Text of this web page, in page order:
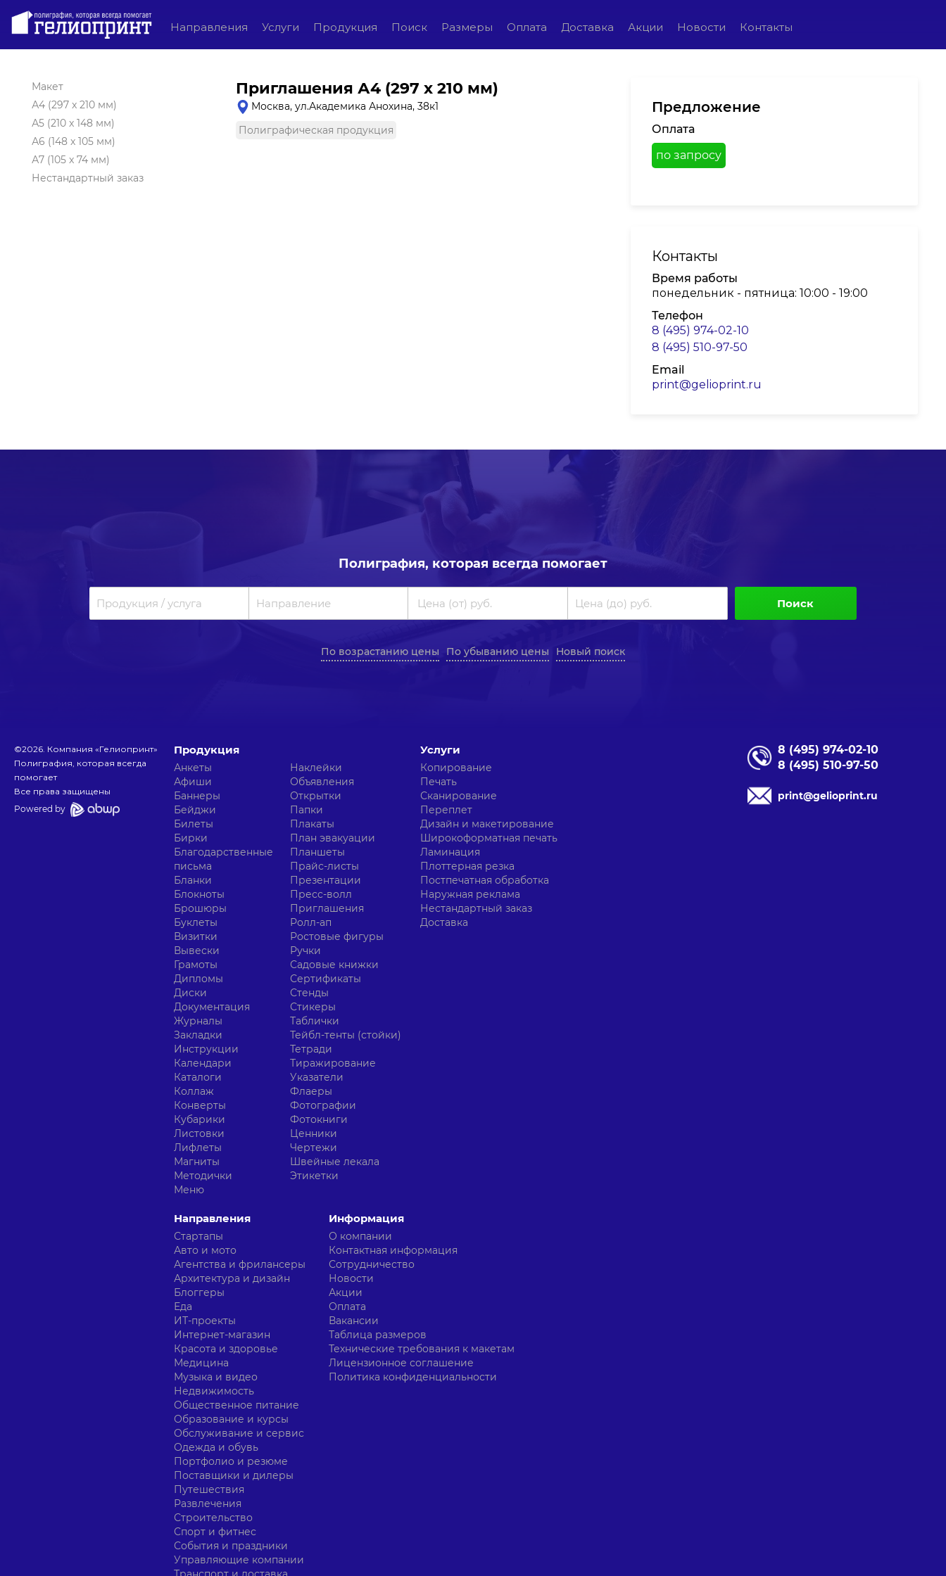
Направления Услуги Продукция Поиск Размеры Оплата Доставка Акции Новости Контакты
Макет
А4 (297 x 210 мм)
А5 (210 x 148 мм)
А6 (148 x 105 мм)
А7 (105 x 74 мм)
Нестандартный заказ
Приглашения А4 (297 x 210 мм)
Москва, ул.Академика Анохина, 38к1
Полиграфическая продукция
Предложение
Оплата
по запросу
Контакты
Время работы
понедельник - пятница: 10:00 - 19:00
Телефон
8 (495) 974-02-10
8 (495) 510-97-50
Email
print@gelioprint.ru
Полиграфия, которая всегда помогает
Поиск
По возрастанию цены По убыванию цены Новый поиск
©2026. Компания «Гелиопринт»
Полиграфия, которая всегда
помогает
Все права защищены
Powered by
Продукция
Анкеты
Афиши
Баннеры
Бейджи
Билеты
Бирки
Благодарственные
письма
Бланки
Блокноты
Брошюры
Буклеты
Визитки
Вывески
Грамоты
Дипломы
Диски
Документация
Журналы
Закладки
Инструкции
Календари
Каталоги
Коллаж
Конверты
Кубарики
Листовки
Лифлеты
Магниты
Методички
Меню
Наклейки
Объявления
Открытки
Папки
Плакаты
План эвакуации
Планшеты
Прайс-листы
Презентации
Пресс-волл
Приглашения
Ролл-ап
Ростовые фигуры
Ручки
Садовые книжки
Сертификаты
Стенды
Стикеры
Таблички
Тейбл-тенты (стойки)
Тетради
Тиражирование
Указатели
Флаеры
Фотографии
Фотокниги
Ценники
Чертежи
Швейные лекала
Этикетки
Услуги
Копирование
Печать
Сканирование
Переплет
Дизайн и макетирование
Широкоформатная печать
Ламинация
Плоттерная резка
Постпечатная обработка
Наружная реклама
Нестандартный заказ
Доставка
Направления
Стартапы
Авто и мото
Агентства и фрилансеры
Архитектура и дизайн
Блоггеры
Еда
ИТ-проекты
Интернет-магазин
Красота и здоровье
Медицина
Музыка и видео
Недвижимость
Общественное питание
Образование и курсы
Обслуживание и сервис
Одежда и обувь
Портфолио и резюме
Поставщики и дилеры
Путешествия
Развлечения
Строительство
Спорт и фитнес
События и праздники
Управляющие компании
Информация
О компании
Контактная информация
Сотрудничество
Новости
Акции
Оплата
Вакансии
Таблица размеров
Технические требования к макетам
Лицензионное соглашение
Политика конфиденциальности
8 (495) 974-02-10
8 (495) 510-97-50
print@gelioprint.ru